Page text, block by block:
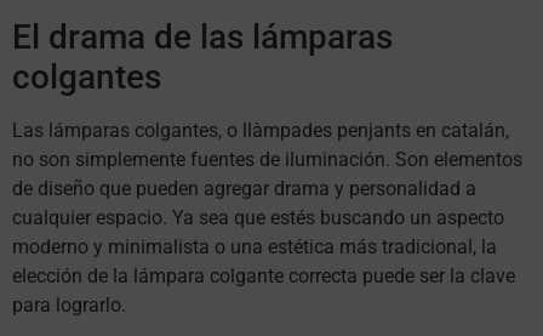
El drama de las lámparas
colgantes
Las lámparas colgantes, o llàmpades penjants en catalán,
no son simplemente fuentes de iluminación. Son elementos
de diseño que pueden agregar drama y personalidad a
cualquier espacio. Ya sea que estés buscando un aspecto
moderno y minimalista o una estética más tradicional, la
elección de la lámpara colgante correcta puede ser la clave
para lograrlo.